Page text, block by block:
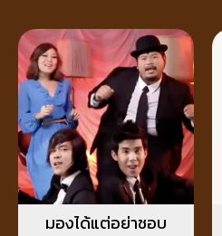
มองได้แต่อย่าชอบ